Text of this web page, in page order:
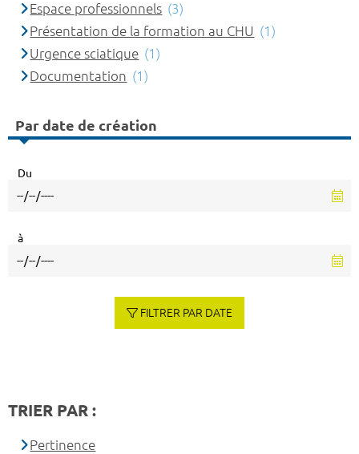
Espace professionnels (3)
Présentation de la formation au CHU (1)
Urgence sciatique (1)
Documentation (1)
Par date de création
Du
à
FILTRER PAR DATE
TRIER PAR :
Pertinence